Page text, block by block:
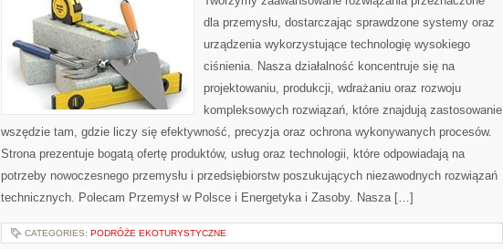
dla przemysłu, dostarczając sprawdzone systemy oraz
urządzenia wykorzystujące technologię wysokiego
ciśnienia. Nasza działalność koncentruje się na
projektowaniu, produkcji, wdrażaniu oraz rozwoju
kompleksowych rozwiązań, które znajdują zastosowanie
wszędzie tam, gdzie liczy się efektywność, precyzja oraz ochrona wykonywanych procesów.
Strona prezentuje bogatą ofertę produktów, usług oraz technologii, które odpowiadają na
potrzeby nowoczesnego przemysłu i przedsiębiorstw poszukujących niezawodnych rozwiązań
technicznych. Polecam Przemysł w Polsce i Energetyka i Zasoby. Nasza […]
CATEGORIES: PODRÓŻE EKOTURYSTYCZNE